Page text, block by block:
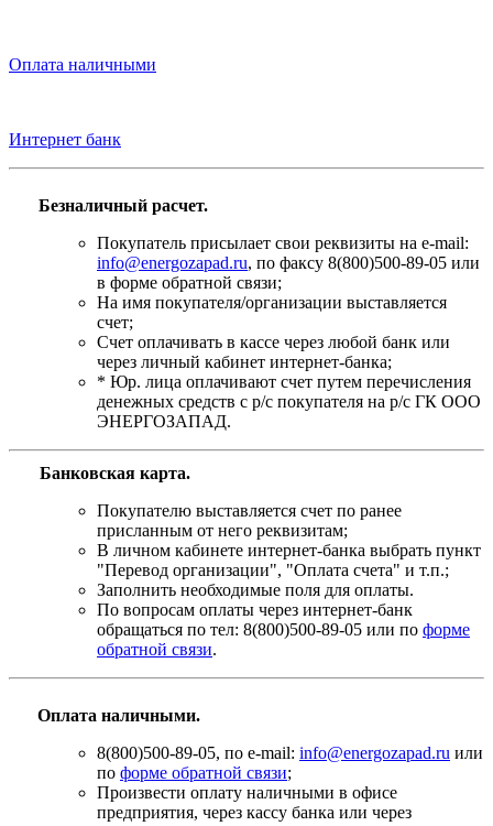
Оплата наличными
Интернет банк
Безналичный расчет.
Покупатель присылает свои реквизиты на e-mail:
info@energozapad.ru, по факсу 8(800)500-89-05 или
в форме обратной связи;
На имя покупателя/организации выставляется
счет;
Счет оплачивать в кассе через любой банк или
через личный кабинет интернет-банка;
* Юр. лица оплачивают счет путем перечисления
денежных средств с р/с покупателя на р/с ГК ООО
ЭНЕРГОЗАПАД.
Банковская карта.
Покупателю выставляется счет по ранее
присланным от него реквизитам;
В личном кабинете интернет-банка выбрать пункт
"Перевод организации", "Оплата счета" и т.п.;
Заполнить необходимые поля для оплаты.
По вопросам оплаты через интернет-банк
обращаться по тел: 8(800)500-89-05 или по форме
обратной связи.
Оплата наличными.
8(800)500-89-05, по e-mail: info@energozapad.ru или
по форме обратной связи;
Произвести оплату наличными в офисе
предприятия, через кассу банка или через